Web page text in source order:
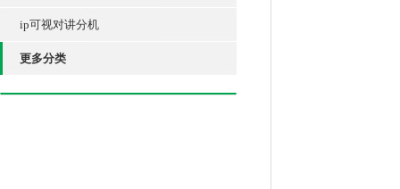
ip可视对讲分机
更多分类